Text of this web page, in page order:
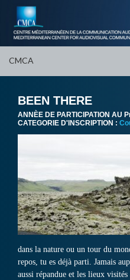
CMCA
BEEN THERE
ANNÈE DE PARTICIPATION AU
CATEGORIE D'INSCRIPTION :
dans la nature ou un tour du
repos, tu es déjà parti. Jamais
aussi répandue et les lieux